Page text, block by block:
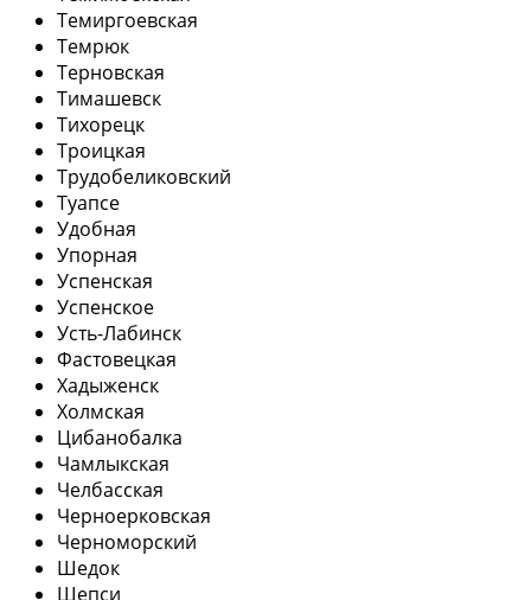
Темиргоевская
Темрюк
Терновская
Тимашевск
Тихорецк
Троицкая
Трудобеликовский
Туапсе
Удобная
Упорная
Успенская
Успенское
Усть-Лабинск
Фастовецкая
Хадыженск
Холмская
Цибанобалка
Чамлыкская
Челбасская
Черноерковская
Черноморский
Шедок
Шепси